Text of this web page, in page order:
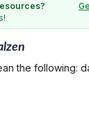
the following: